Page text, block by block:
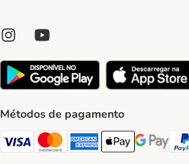
Métodos de pagamento
Visa Payment Method
Mastercard Payment Method
American Express
Apple PayGoogle Pay